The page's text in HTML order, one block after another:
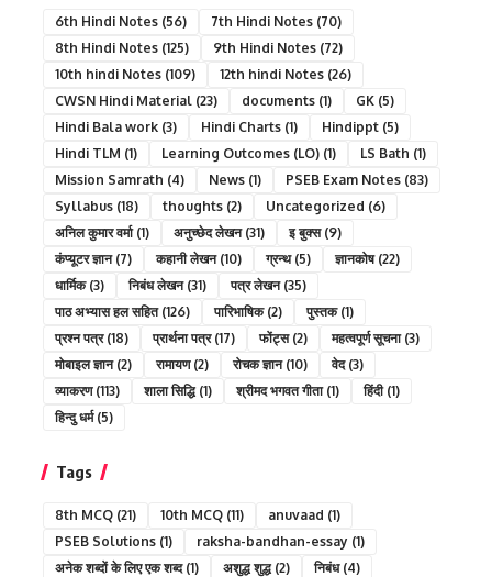
6th Hindi Notes (56) 7th Hindi Notes (70)
8th Hindi Notes (125) 9th Hindi Notes (72)
10th hindi Notes (109) 12th hindi Notes (26)
CWSN Hindi Material (23) documents (1) GK (5)
Hindi Bala work (3) Hindi Charts (1) Hindippt (5)
Hindi TLM (1) Learning Outcomes (LO) (1) LS Bath (1)
Mission Samrath (4) News (1) PSEB Exam Notes (83)
Syllabus (18) thoughts (2) Uncategorized (6)
अनिल कुमार वर्मा(1) अनुच्छेद लेखन(31) इ बुक्स(9)
कंप्यूटर ज्ञान(7) कहानी लेखन(10) ग्रन्थ(5) ज्ञानकोष(22)
धार्मिक(3) निबंध लेखन(31) पत्र लेखन(35)
पाठ अभ्यास हल सहित(126) पारिभाषिक(2) पुस्तक(1)
प्रश्न पत्र(18) प्रार्थना पत्र(17) फोंट्स(2) महत्वपूर्ण सूचना(3)
मोबाइल ज्ञान(2) रामायण(2) रोचक ज्ञान(10) वेद(3)
व्याकरण(113) शाला सिद्धि(1) श्रीमद भगवत गीता(1) हिंदी(1)
हिन्दु धर्म(5)
Tags
8th MCQ (21) 10th MCQ (11) anuvaad (1)
PSEB Solutions (1) raksha-bandhan-essay (1)
अनेक शब्दों के लिए एक शब्द(1) अशुद्ध शुद्ध(2) निबंध(4)